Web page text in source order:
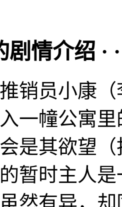
情介绍 · ·
员小康（
一幢公寓
是其欲望
暂时主人
然有异，